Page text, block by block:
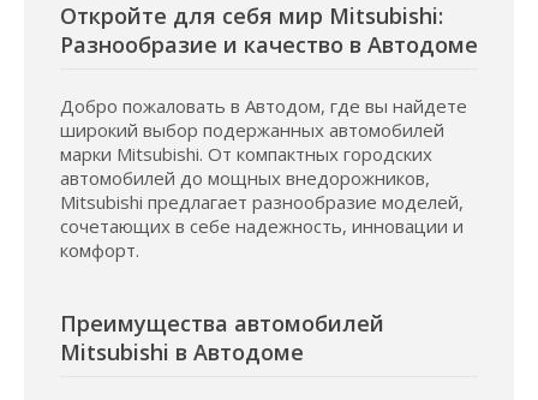
Откройте для себя мир Mitsubishi:
Разнообразие и качество в Автодоме
Добро пожаловать в Автодом, где вы найдете
широкий выбор подержанных автомобилей
марки Mitsubishi. От компактных городских
автомобилей до мощных внедорожников,
Mitsubishi предлагает разнообразие моделей,
сочетающих в себе надежность, инновации и
комфорт.
Преимущества автомобилей
Mitsubishi в Автодоме